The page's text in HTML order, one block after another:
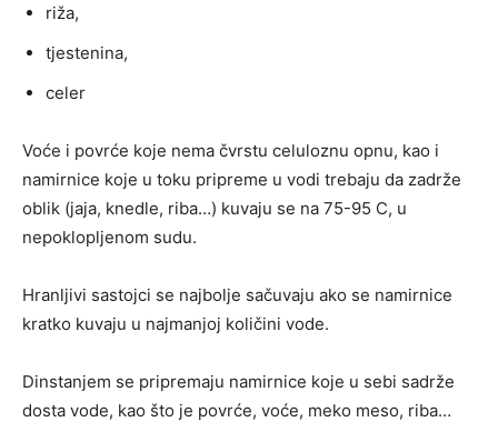
riža,
tjestenina,
celer
Voće i povrće koje nema čvrstu celuloznu opnu, kao i
namirnice koje u toku pripreme u vodi trebaju da zadrže
oblik (jaja, knedle, riba…) kuvaju se na 75-95 C, u
nepoklopljenom sudu.
Hranljivi sastojci se najbolje sačuvaju ako se namirnice
kratko kuvaju u najmanjoj količini vode.
Dinstanjem se pripremaju namirnice koje u sebi sadrže
dosta vode, kao što je povrće, voće, meko meso, riba…